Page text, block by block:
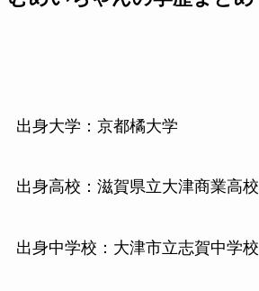
出身大学：京都橘大学
出身高校：滋賀県立大津商業高校
出身中学校：大津市立志賀中学校